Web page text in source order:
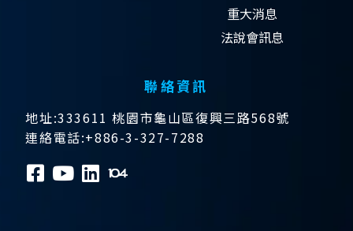
重大消息
法說會訊息
聯絡資訊
地址:333611 桃園市龜山區復興三路568號
連絡電話:+886-3-327-7288